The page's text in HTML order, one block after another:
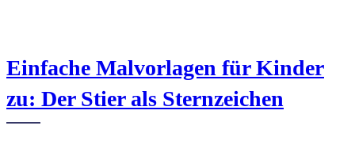
Einfache Malvorlagen für Kinder
zu: Der Stier als Sternzeichen